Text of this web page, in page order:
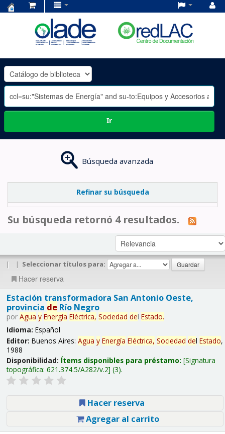
OLADE
-
Ir
Búsqueda avanzada
Refinar su búsqueda
Su búsqueda retornó 4 resultados.
| | Seleccionar títulos para:
Hacer reserva
Estación transformadora San Antonio Oeste,
provincia deRío Negro
por Agua y Energía Eléctrica, Sociedad del Estado.
Idioma: Español
Editor: Buenos Aires: Agua y Energía Eléctrica, Sociedad del Estado,
1988
Disponibilidad: Ítems disponibles para préstamo: Signatura
topográfica: 621.374.5/A282/v.2 (3).
Hacer reserva
Agregar al carrito